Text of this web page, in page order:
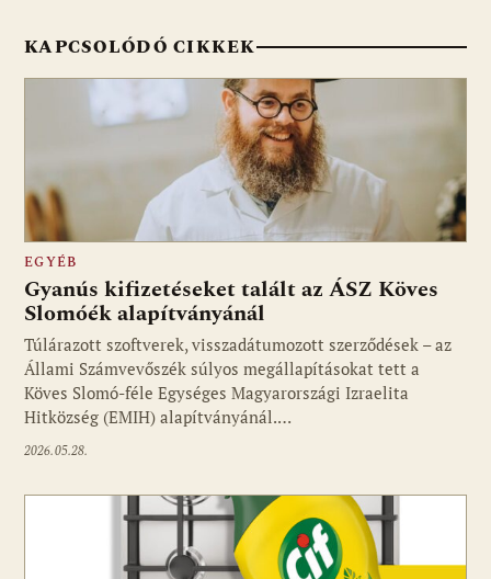
KAPCSOLÓDÓ CIKKEK
EGYÉB
Gyanús kifizetéseket talált az ÁSZ Köves
Slomóék alapítványánál
Túlárazott szoftverek, visszadátumozott szerződések – az
Állami Számvevőszék súlyos megállapításokat tett a
Köves Slomó-féle Egységes Magyarországi Izraelita
Hitközség (EMIH) alapítványánál.…
2026.05.28.